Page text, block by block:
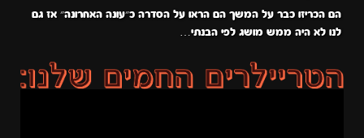
הם הכריזו כבר על המשך הם הראו על הסדרה כ״עונה האחרונה״ אז גם
לנו לא היה ממש מושג לפי הבנתי…